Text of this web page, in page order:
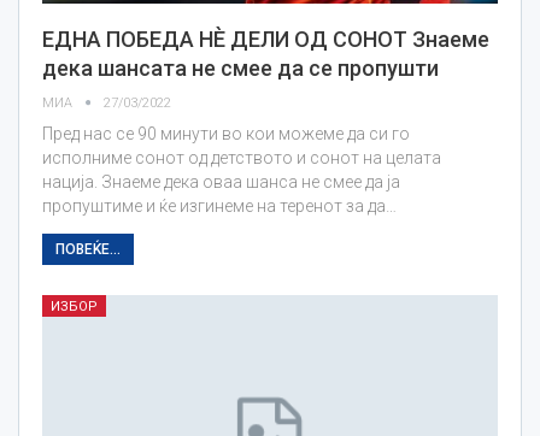
ЕДНА ПОБЕДА НЀ ДЕЛИ ОД СОНОТ Знаеме
дека шансата не смее да се пропушти
МИА 27/03/2022
Пред нас се 90 минути во кои можеме да си го
исполниме сонот од детството и сонот на целата
нација. Знаеме дека оваа шанса не смее да ја
пропуштиме и ќе изгинеме на теренот за да…
ПОВЕЌЕ...
ИЗБОР